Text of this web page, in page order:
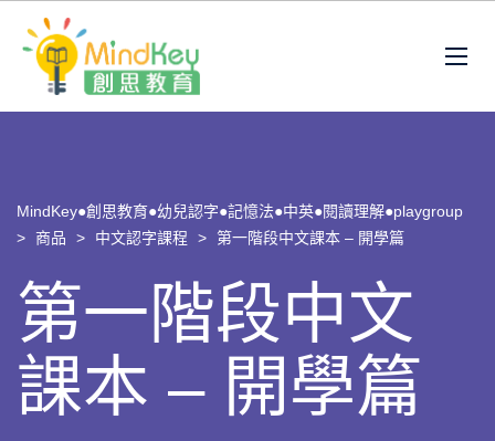
MindKey●創思教育●幼兒認字●記憶法●中英●閱讀理解●playgroup
> 商品 > 中文認字課程 > 第一階段中文課本 – 開學篇
第一階段中文
課本 – 開學篇